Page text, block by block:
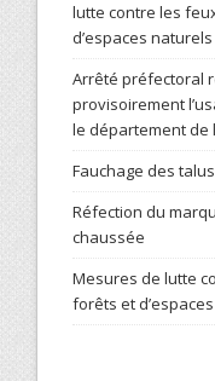
lutte contre les
d’espaces naturels
Arrêté préfectoral
provisoirement
le département de
Fauchage des
Réfection du
chaussée
Mesures de lutte
forêts et